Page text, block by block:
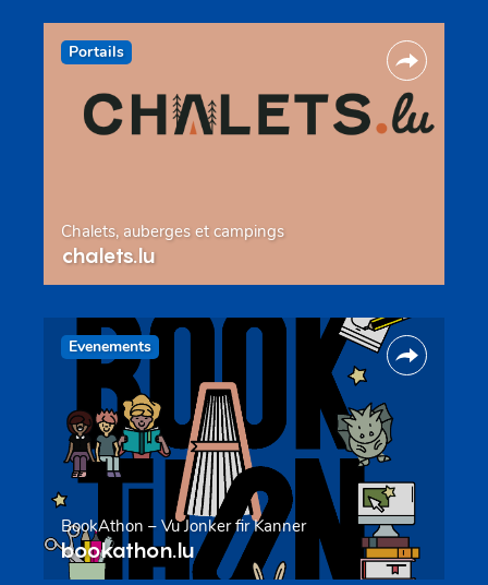
Portails
Chalets, auberges et campings
chalets.lu
Evenements
BookAthon – Vu Jonker fir Kanner
bookathon.lu